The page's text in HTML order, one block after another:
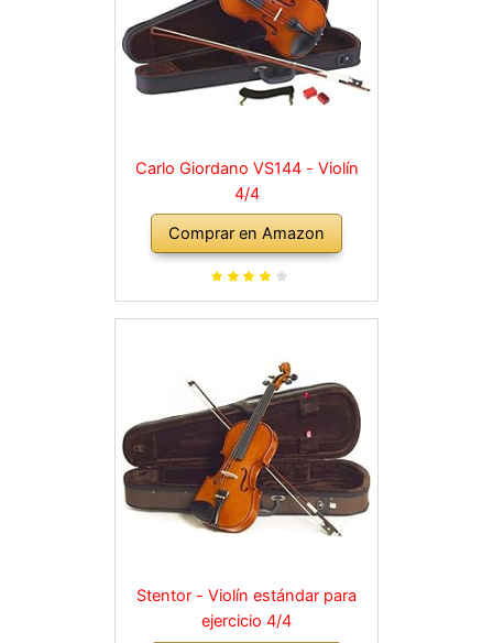
Carlo Giordano VS144 - Violín
4/4
Comprar en Amazon
Stentor - Violín estándar para
ejercicio 4/4